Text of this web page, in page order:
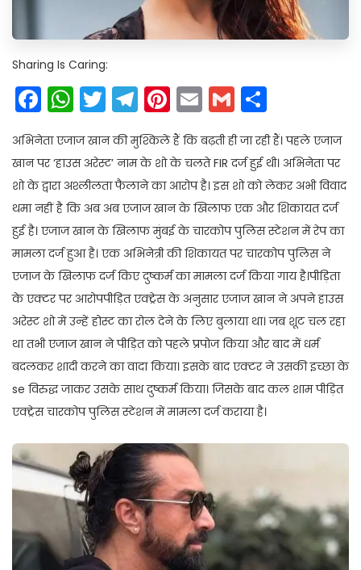
Sharing Is Caring:
Facebook
WhatsApp
Twitter
Telegram
Pinterest
EmailGmail
अभिनेता एजाज खान की मुश्किलें हैं कि बढ़ती ही जा रही हैं। पहले एजाज
खान पर ‘हाउस अरेस्ट’ नाम के शो के चलते FIR दर्ज हुई थी। अभिनेता पर
शो के द्वारा अश्लीलता फैलाने का आरोप है। इस शो को लेकर अभी विवाद
थमा नहीं है कि अब अब एजाज खान के खिलाफ एक और शिकायत दर्ज
हुई है। एजाज खान के खिलाफ मुंबई के चारकोप पुलिस स्टेशन में रेप का
मामला दर्ज हुआ है। एक अभिनेत्री की शिकायत पर चारकोप पुलिस ने
एजाज के खिलाफ दर्ज किए दुष्कर्म का मामला दर्ज किया गाय है।पीड़िता
के एक्टर पर आरोपपीड़ित एक्ट्रेस के अनुसार एजाज खान ने अपने हाउस
अरेस्ट शो में उन्हें होस्ट का रोल देने के लिए बुलाया था। जब शूट चल रहा
था तभी एजाज खान ने पीड़ित को पहले प्रपोज किया और बाद में धर्म
बदलकर शादी करने का वादा किया। इसके बाद एक्टर ने उसकी इच्छा के
se विरुद्ध जाकर उसके साथ दुष्कर्म किया। जिसके बाद कल शाम पीड़ित
एक्ट्रेस चारकोप पुलिस स्टेशन में मामला दर्ज कराया है।